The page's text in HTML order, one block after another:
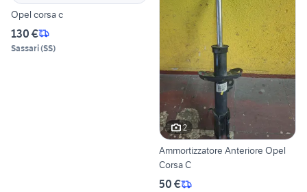
Opel corsa c
130 €
Sassari(SS)
2
Ammortizzatore Anteriore Opel
Corsa C
50 €